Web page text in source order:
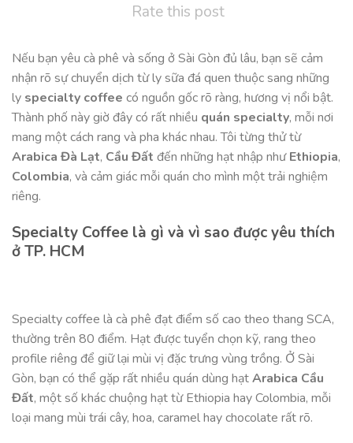
Rate this post
Nếu bạn yêu cà phê và sống ở Sài Gòn đủ lâu, bạn sẽ cảm
nhận rõ sự chuyển dịch từ ly sữa đá quen thuộc sang những
ly specialty coffee có nguồn gốc rõ ràng, hương vị nổi bật.
Thành phố này giờ đây có rất nhiều quán specialty, mỗi nơi
mang một cách rang và pha khác nhau. Tôi từng thử từ
Arabica Đà Lạt, Cầu Đất đến những hạt nhập nhưEthiopia,
Colombia, và cảm giác mỗi quán cho mình một trải nghiệm
riêng.
Specialty Coffee là gì và vì sao được yêu thích
ở TP. HCM
Specialty coffee là cà phê đạt điểm số cao theo thang SCA,
thường trên 80 điểm. Hạt được tuyển chọn kỹ, rang theo
profile riêng để giữ lại mùi vị đặc trưng vùng trồng. Ở Sài
Gòn, bạn có thể gặp rất nhiều quán dùng hạtArabica Cầu
Đất, một số khác chuộng hạt từ Ethiopia hay Colombia, mỗi
loại mang mùi trái cây, hoa, caramel hay chocolate rất rõ.